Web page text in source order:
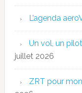
L’agenda
Un vol, un
juillet 2026
ZRT pour